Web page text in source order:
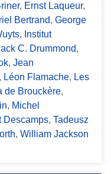
, Ernst Laqueur,
Bertrand, George
, Institut
C. Drummond,
, Jean
, Léon Flamache, Les
de Brouckère,
, Michel
Descamps, Tadeusz
, William Jackson